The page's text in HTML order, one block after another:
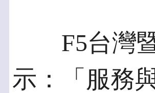
F5台灣暨
示：「服務